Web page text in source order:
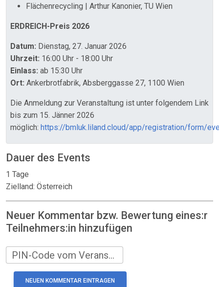
Flächenrecycling | Arthur Kanonier, TU Wien
ERDREICH-Preis 2026
Datum: Dienstag, 27. Januar 2026
Uhrzeit: 16:00 Uhr - 18:00 Uhr
Einlass: ab 15:30 Uhr
Ort: Ankerbrotfabrik, Absberggasse 27, 1100 Wien
Die Anmeldung zur Veranstaltung ist unter folgendem Link
bis zum 15. Jänner 2026
möglich: https://bmluk.liland.cloud/app/registration/form/
Dauer des Events
1 Tage
Zielland: Österreich
Neuer Kommentar bzw. Bewertung eines:r
Teilnehmers:in hinzufügen
PIN-Code vom Veranstalter